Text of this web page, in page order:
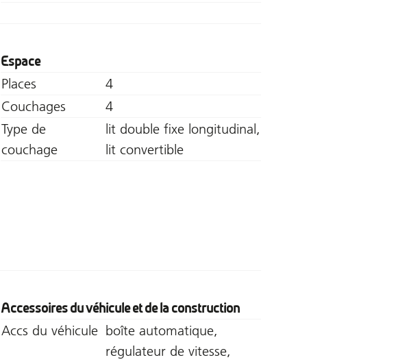
Espace
Places
4
Couchages
4
Type de
couchage
lit double fixe longitudinal,
lit convertible
Accessoires du véhicule et de la construction
Accs du véhicule boîte automatique,
régulateur de vitesse,